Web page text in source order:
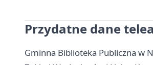
Przydatne dane
Gminna Biblioteka Publiczna w